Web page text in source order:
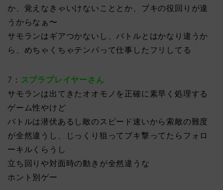
か、覚えなきゃいけないこととか、ブキの役回りが違
うからなぁ〜
サモランはギアつかないし、バトルとはかなり違うか
ら、めちゃくちゃテンパって仕事したフリしてる
7： スプラプレイヤーさん
サモランは出てきたオオモノを正確に素早く処理する
ゲーム性やけど
バトルは潜伏あるし敵のスピード速いから索敵の難度
が全然違うし、じっくり狙ってブキ撃ってたらフォロ
ーキルくらうし
立ち回りや対面時の動きが全然違うな
ホント別ゲー